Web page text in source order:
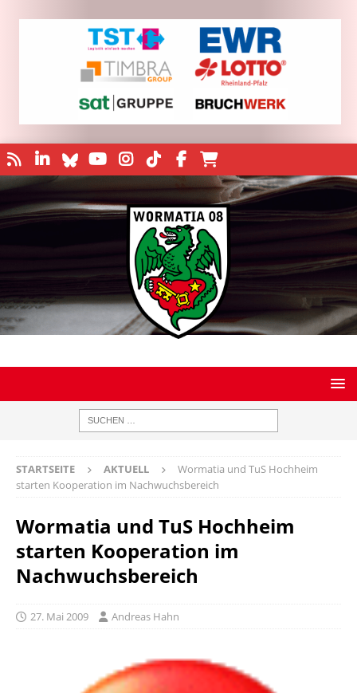
STARTSEITE AKTUELL
Wormatia und TuS Hochheim
starten Kooperation im Nachwuchsbereich
Wormatia und TuS Hochheim
starten Kooperation im
Nachwuchsbereich
27. Mai 2009 Andreas Hahn